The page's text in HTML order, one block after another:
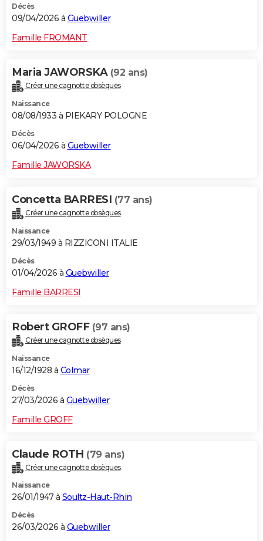
Décès
09/04/2026 à Guebwiller
Famille FROMANT
Maria JAWORSKA (92 ans)
Créer une cagnotte obsèques
Naissance
08/08/1933 à PIEKARY POLOGNE
Décès
06/04/2026 à Guebwiller
Famille JAWORSKA
Concetta BARRESI (77 ans)
Créer une cagnotte obsèques
Naissance
29/03/1949 à RIZZICONI ITALIE
Décès
01/04/2026 à Guebwiller
Famille BARRESI
Robert GROFF (97 ans)
Créer une cagnotte obsèques
Naissance
16/12/1928 à Colmar
Décès
27/03/2026 à Guebwiller
Famille GROFF
Claude ROTH (79 ans)
Créer une cagnotte obsèques
Naissance
26/01/1947 à Soultz-Haut-Rhin
Décès
26/03/2026 à Guebwiller